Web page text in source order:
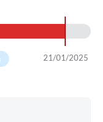
21/01/2025